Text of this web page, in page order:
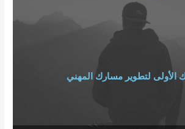
الأولى لتطوير مسارك المهني